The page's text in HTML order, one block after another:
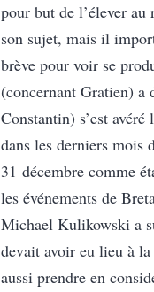
pour but de l’élever au
son sujet, mais il
brève pour voir se
(concernant Gratien) a
Constantin) s’est
dans les derniers mois
31 décembre comme
les événements de
Michael Kulikowski a
devait avoir eu lieu à
aussi prendre en